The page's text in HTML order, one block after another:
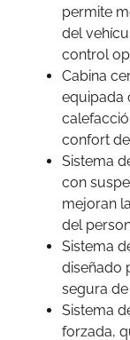
permite
del
control
Cabina
equipada
confort
Sistema
con
mejoran
del
Sistema
diseñado
segura
Sistema
forzada,